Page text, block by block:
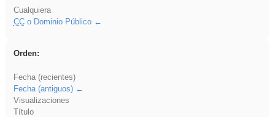
Cualquiera
CCo Dominio Público
Orden:
Fecha (recientes)
Fecha (antiguos)
Visualizaciones
Título